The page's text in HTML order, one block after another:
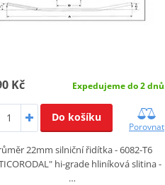
Kč Expedujeme do 2 dnů
Do košíku
Porovnat
22mm silniční řidítka - 6082-T6
hi-grade hliníková slitina -
…